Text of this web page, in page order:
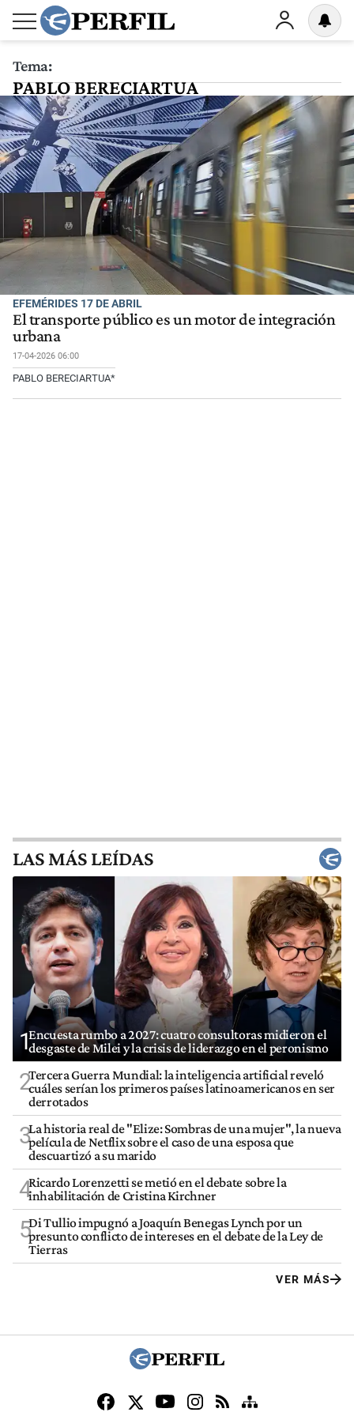
Tema:
PABLO BERECIARTUA
EFEMÉRIDES 17 DE ABRIL
El transporte público es un motor de integración
urbana
17-04-2026 06:00
PABLO BERECIARTUA*
LAS MÁS LEÍDAS
1Encuesta rumbo a 2027: cuatro consultoras midieron el
desgaste de Milei y la crisis de liderazgo en el peronismo
2Tercera Guerra Mundial: la inteligencia artificial reveló
cuáles serían los primeros países latinoamericanos en ser
derrotados
3La historia real de "Elize: Sombras de una mujer", la nueva
película de Netflix sobre el caso de una esposa que
descuartizó a su marido
4Ricardo Lorenzetti se metió en el debate sobre la
inhabilitación de Cristina Kirchner
5Di Tullio impugnó a Joaquín Benegas Lynch por un
presunto conflicto de intereses en el debate de la Ley de
Tierras
VER MÁS